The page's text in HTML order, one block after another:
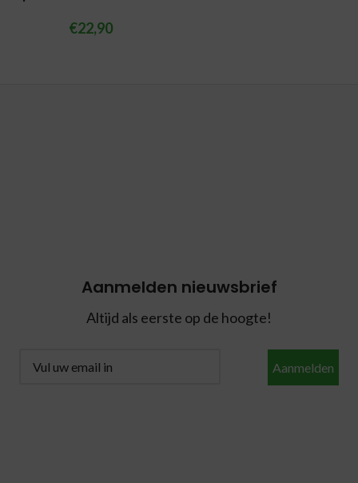
€22,90
Aanmelden nieuwsbrief
Altijd als eerste op de hoogte!
Aanmelden